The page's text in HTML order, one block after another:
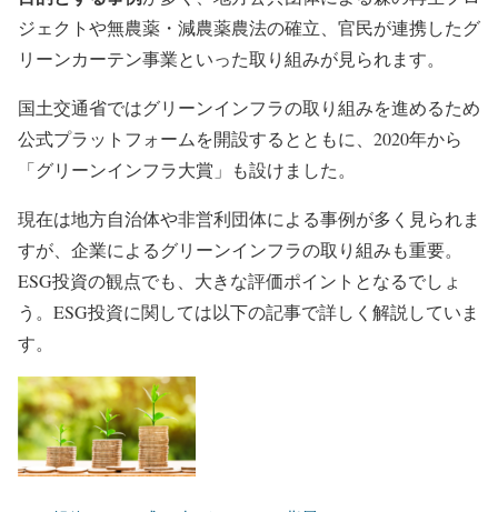
ジェクトや無農薬・減農薬農法の確立、官民が連携したグ
リーンカーテン事業といった取り組みが見られます。
国土交通省ではグリーンインフラの取り組みを進めるため
公式プラットフォームを開設するとともに、2020年から
「グリーンインフラ大賞」も設けました。
現在は地方自治体や非営利団体による事例が多く見られま
すが、企業によるグリーンインフラの取り組みも重要。
ESG投資の観点でも、大きな評価ポイントとなるでしょ
う。ESG投資に関しては以下の記事で詳しく解説していま
す。